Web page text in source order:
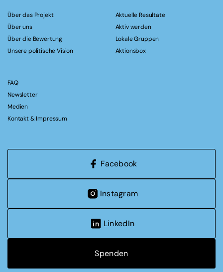
Über das Projekt
Über uns
Über die Bewertung
Unsere politische Vision
Aktuelle Resultate
Aktiv werden
Lokale Gruppen
Aktionsbox
FAQ
Newsletter
Medien
Kontakt & Impressum
Facebook
Instagram
LinkedIn
Spenden